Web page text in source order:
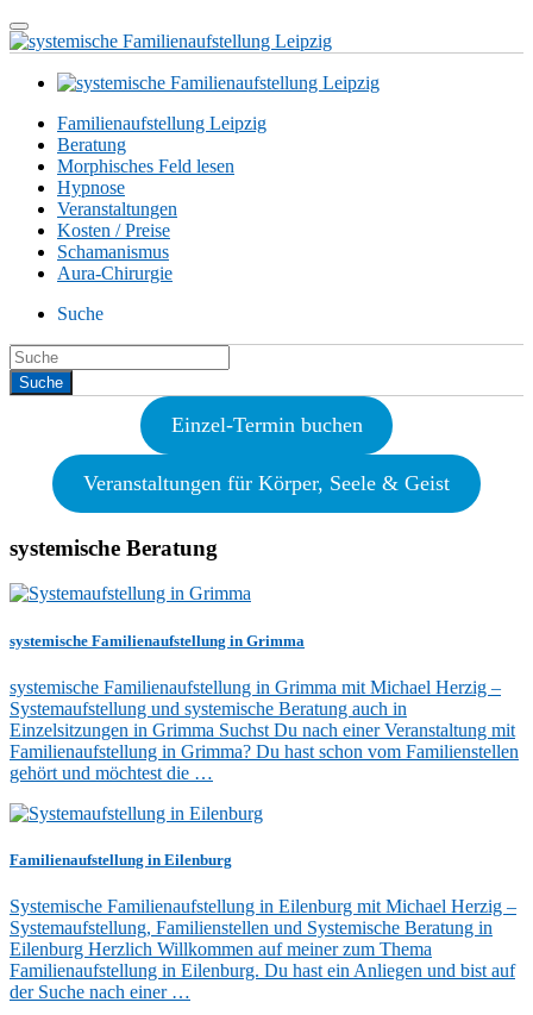
Familienaufstellung Leipzig
Beratung
Morphisches Feld lesen
Hypnose
Veranstaltungen
Kosten / Preise
Schamanismus
Aura-Chirurgie
Suche
Einzel-Termin buchen
Veranstaltungen für Körper, Seele & Geist
systemische Beratung
systemische Familienaufstellung in Grimma
systemische Familienaufstellung in Grimma mit Michael Herzig –
Systemaufstellung und systemische Beratung auch in
Einzelsitzungen in Grimma Suchst Du nach einer Veranstaltung mit
Familienaufstellung in Grimma? Du hast schon vom Familienstellen
gehört und möchtest die …
Familienaufstellung in Eilenburg
Systemische Familienaufstellung in Eilenburg mit Michael Herzig –
Systemaufstellung, Familienstellen und Systemische Beratung in
Eilenburg Herzlich Willkommen auf meiner zum Thema
Familienaufstellung in Eilenburg. Du hast ein Anliegen und bist auf
der Suche nach einer …